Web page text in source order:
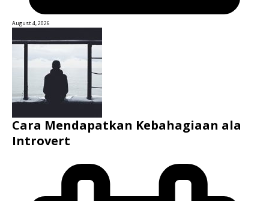
August 4, 2026
Cara Mendapatkan Kebahagiaan ala
Introvert